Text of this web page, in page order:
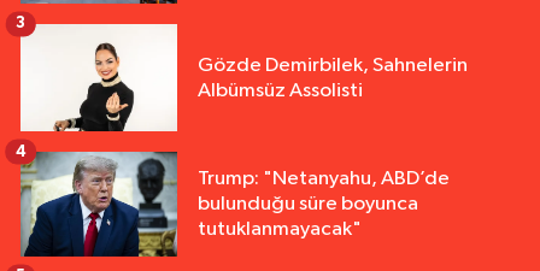
Gözde Demirbilek, Sahnelerin
Albümsüz Assolisti
3
Trump: "Netanyahu, ABD’de
bulunduğu süre boyunca
tutuklanmayacak"
4